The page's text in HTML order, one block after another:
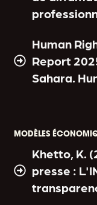
Human
Report
Sahara.
MODÈLES
Khetto, K.
presse :